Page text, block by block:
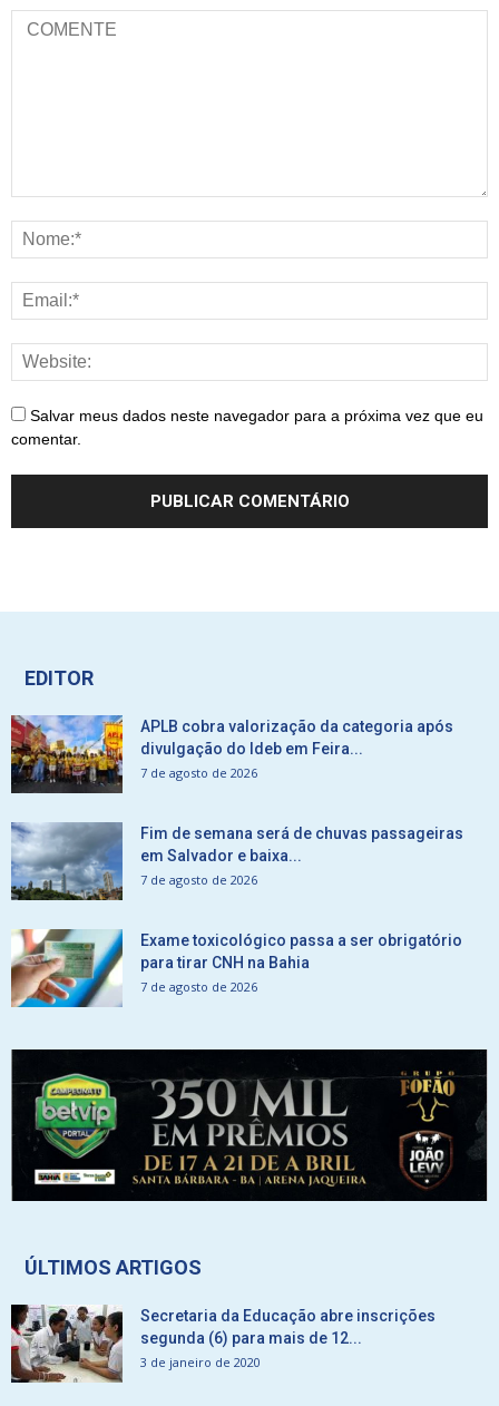
Salvar meus dados neste navegador para a próxima vez que eu
comentar.
EDITOR
APLB cobra valorização da categoria após
divulgação do Ideb em Feira...
7 de agosto de 2026
Fim de semana será de chuvas passageiras
em Salvador e baixa...
7 de agosto de 2026
Exame toxicológico passa a ser obrigatório
para tirar CNH na Bahia
7 de agosto de 2026
ÚLTIMOS ARTIGOS
Secretaria da Educação abre inscrições
segunda (6) para mais de 12...
3 de janeiro de 2020